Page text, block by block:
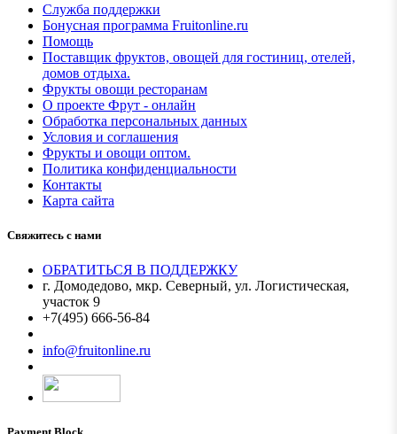
Служба поддержки
Бонусная программа Fruitonline.ru
Помощь
Поставщик фруктов, овощей для гостиниц, отелей,
домов отдыха.
Фрукты овощи ресторанам
О проекте Фрут - онлайн
Обработка персональных данных
Условия и соглашения
Фрукты и овощи оптом.
Политика конфиденциальности
Контакты
Карта сайта
Свяжитесь с нами
ОБРАТИТЬСЯ В ПОДДЕРЖКУ
г. Домодедово, мкр. Северный, ул. Логистическая,
участок 9
+7(495) 666-56-84
info@fruitonline.ru